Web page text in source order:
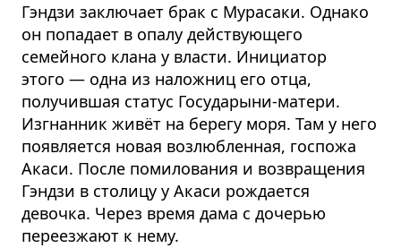
Гэндзи заключает брак с Мурасаки. Однако
он попадает в опалу действующего
семейного клана у власти. Инициатор
этого — одна из наложниц его отца,
получившая статус Государыни-матери.
Изгнанник живёт на берегу моря. Там у него
появляется новая возлюбленная, госпожа
Акаси. После помилования и возвращения
Гэндзи в столицу у Акаси рождается
девочка. Через время дама с дочерью
переезжают к нему.